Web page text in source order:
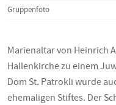
Gruppenfoto
Marienaltar von Heinrich
Hallenkirche zu einem
Dom St. Patrokli wurde
ehemaligen Stiftes. Der